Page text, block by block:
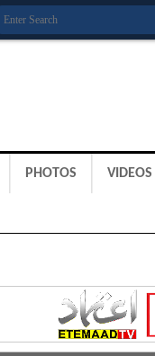
PHOTOS VIDEOS